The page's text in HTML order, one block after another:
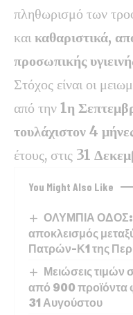
πληθωρισμό των
και καθαριστικά,
προσωπικής
Στόχος είναι οι
από την 1η
τουλάχιστον 4
έτους, στις 31
You Might Also Like
ΟΛΥΜΠΙΑ ΟΔΟΣ:
αποκλεισμός
Πατρών-Κ1 της
Μειώσεις
από 900 προϊόντα
31 Αυγούστου